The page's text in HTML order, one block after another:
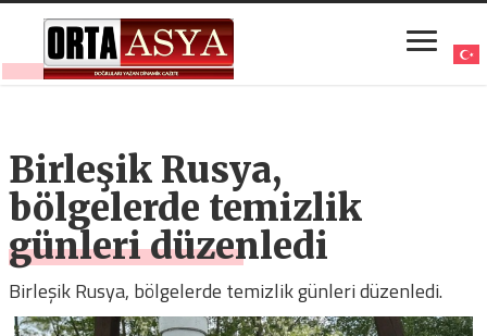
Birleşik Rusya,
bölgelerde temizlik
günleri düzenledi
Birleşik Rusya, bölgelerde temizlik günleri düzenledi.